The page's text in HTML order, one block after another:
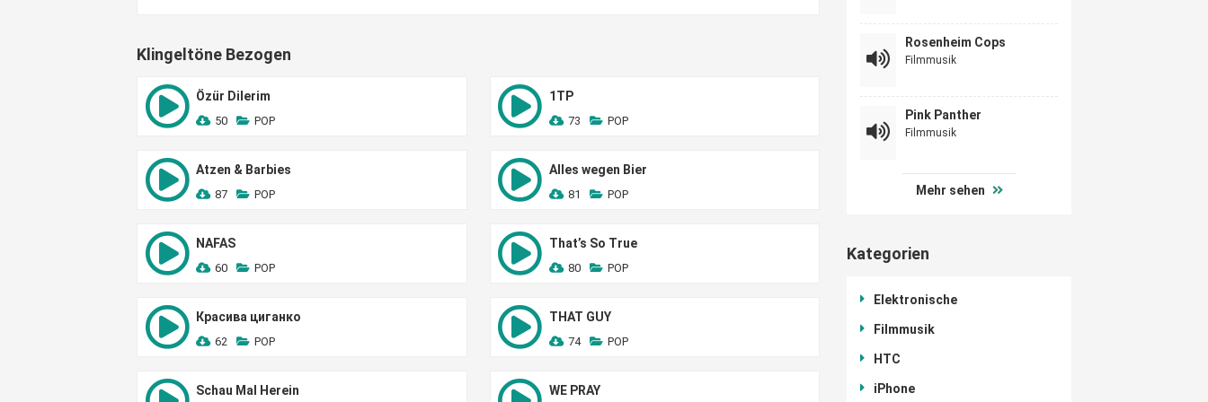
Klingeltöne Bezogen
Özür Dilerim
50 POP
1TP
73 POP
Atzen & Barbies
87 POP
Alles wegen Bier
81 POP
NAFAS
60 POP
That’s So True
80 POP
Красива циганко
62 POP
THAT GUY
74 POP
Schau Mal Herein WE PRAY
Rosenheim Cops
Filmmusik
Pink Panther
Filmmusik
Mehr sehen
Kategorien
Elektronische
Filmmusik
HTC
iPhone